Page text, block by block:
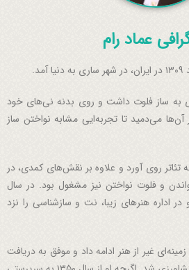
عماد رام
به ساز فلوت داشت و روی بدنه نی‌های خود
می‌دمید تا تجربه‌ایی مشابه نواختن ساز
خورشیدی به تئاتر روی آورد و علاوه بر نقش‌های کمدی، در
و فلوت نواختن نیز مشغول بود. در سال
و در اداره هنر‌های زیبا، نت و سازشناسی را نزد
غیر از هنر ادامه داد و موفق به دریافت